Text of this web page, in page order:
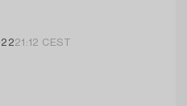
21:12 CEST